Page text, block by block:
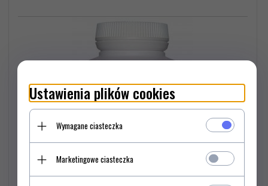
Ustawienia plików cookies
Wymagane ciasteczka
Marketingowe ciasteczka